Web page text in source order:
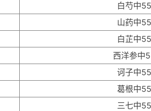
白芍中
山药中
白芷中
西洋参中
诃子中
葛根中
三七中